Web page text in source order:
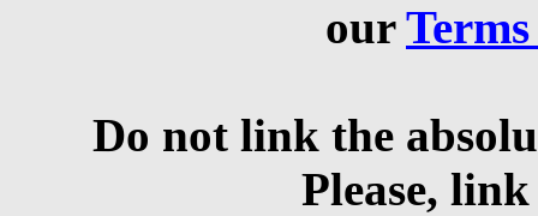
our
Do not link the
Please,